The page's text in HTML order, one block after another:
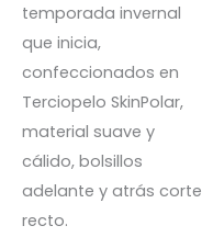
temporada invernal
que inicia,
confeccionados en
Terciopelo SkinPolar,
material suave y
cálido, bolsillos
adelante y atrás corte
recto.